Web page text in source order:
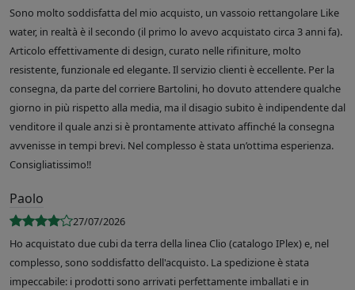
Sono molto soddisfatta del mio acquisto, un vassoio rettangolare Like
water, in realtà è il secondo (il primo lo avevo acquistato circa 3 anni fa).
Articolo effettivamente di design, curato nelle rifiniture, molto
resistente, funzionale ed elegante. Il servizio clienti è eccellente. Per la
consegna, da parte del corriere Bartolini, ho dovuto attendere qualche
giorno in più rispetto alla media, ma il disagio subito è indipendente dal
venditore il quale anzi si è prontamente attivato affinché la consegna
avvenisse in tempi brevi. Nel complesso è stata un’ottima esperienza.
Consigliatissimo!!
Paolo
27/07/2026
Ho acquistato due cubi da terra della linea Clio (catalogo IPlex) e, nel
complesso, sono soddisfatto dell'acquisto. La spedizione è stata
impeccabile: i prodotti sono arrivati perfettamente imballati e in